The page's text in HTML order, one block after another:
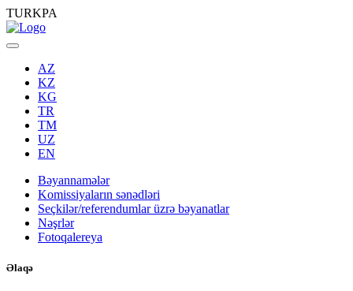
TURKPA
AZ
KZ
KG
TR
TM
UZ
EN
Bəyannamələr
Komissiyaların sənədləri
Seçkilər/referendumlar üzrə bəyanatlar
Nəşrlər
Fotoqalereya
Əlaqə